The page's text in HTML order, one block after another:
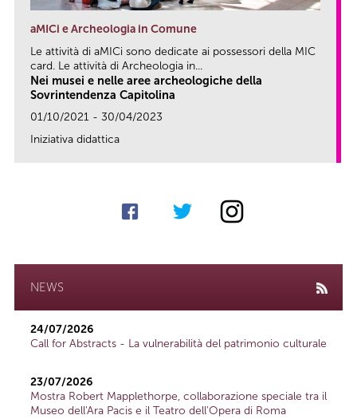
aMICi e Archeologia in Comune
Le attività di aMICi sono dedicate ai possessori della MIC
card. Le attività di Archeologia in...
Nei musei e nelle aree archeologiche della
Sovrintendenza Capitolina
01/10/2021 - 30/04/2023
Iniziativa didattica
NEWS
24/07/2026
Call for Abstracts - La vulnerabilità del patrimonio culturale
23/07/2026
Mostra Robert Mapplethorpe, collaborazione speciale tra il
Museo dell'Ara Pacis e il Teatro dell'Opera di Roma